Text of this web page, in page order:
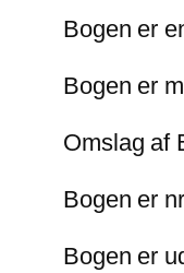
Bogen er
Bogen er
Omslag af
Bogen er
Bogen er